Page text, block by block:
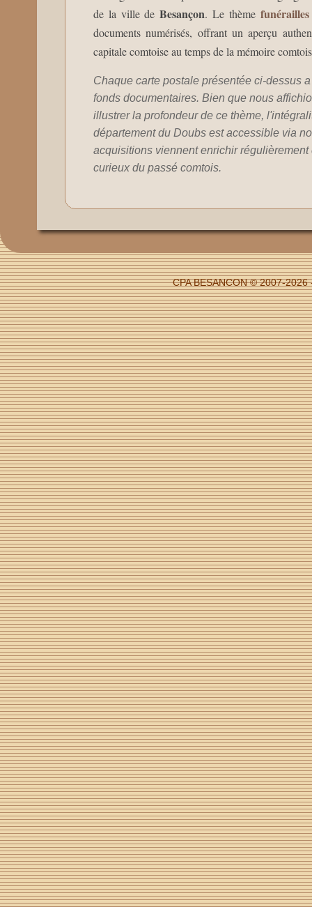
de la ville deBesançon. Le thème funérailles
documents numérisés, offrant un aperçu
capitale comtoise au temps de la mémoire
Chaque carte postale présentée ci-dessus
fonds documentaires. Bien que nous
illustrer la profondeur de ce thème,
département du Doubs est accessible via
acquisitions viennent enrichir
curieux du passé comtois.
CPA BESANCON © 2007-